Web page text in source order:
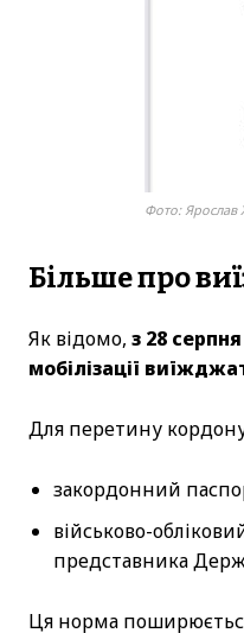
Фото: Ярослав
Більше про
Як відомо, з 28
мобілізації
Для перетину
закордонний
військово-
представника
Ця норма